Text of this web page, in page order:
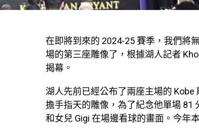
在即將到來的 2024-25 賽季，我們將
場的第三座雕像了，根據湖人記者
揭幕。
湖人先前已經公布了兩座主場的 Kobe
擔手指天的雕像，為了紀念他單場 81
和女兒 Gigi 在場邊看球的畫面。今年